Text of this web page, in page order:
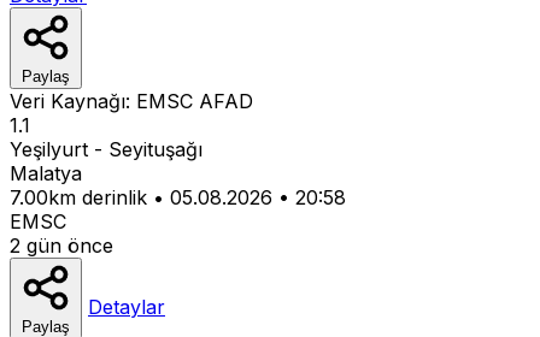
Paylaş
Veri Kaynağı: EMSC AFAD
1.1
Yeşilyurt - Seyituşağı
Malatya
7.00km derinlik • 05.08.2026 • 20:58
EMSC
2 gün önce
Paylaş
Detaylar